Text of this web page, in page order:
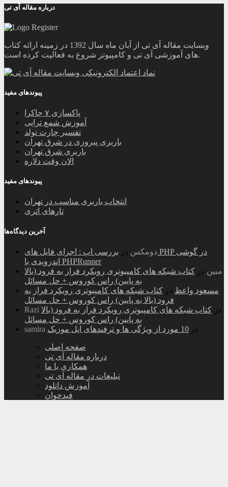
درباره مقاله آی تی
وبسایت مقاله آی تی از آبان ماه سال 1392 در زمینه ارائه کتاب
های آموزشی آی تی و کامپیوتر شروع به فعالیت کرده است.
پیوندهای مفید
پاکسازی ۷ چاکرا
آموزش شمع تراپی
تفسیر چارت تولد
باربری پیروزی در شرق تهران
باربری شرق تهران
الان وقت دلاره
پیوندهای مفید
انتخاب باربری مناسب در تهران
تارهای اتری
آخرین دیدگاه‌ها
دومکس در بررسی اپ : اجرای فایل های PHP در گوشی
اندرویدی با PHPRunner
مبین در کتاب شبکه های کامپیوتری رویکرد فراز به فرود (بالا
به پایین) راس کوروس + حل مسائل
مسعود واعظ در کتاب شبکه های کامپیوتری رویکرد فراز به
فرود (بالا به پایین) راس کوروس + حل مسائل
Razi
در کتاب شبکه های کامپیوتری رویکرد فراز به فرود (بالا
به پایین) راس کوروس + حل مسائل
samira
در 10 مورد از ویژگی ها و ترفندهای اپل موزیک
صفحه اصلی
درباره مقاله آی تی
همکاری با ما
تبلیغات در مقاله آی تی
آموزش دانلود
فیدخوان